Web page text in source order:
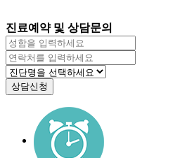
진료예약 및 상담문의